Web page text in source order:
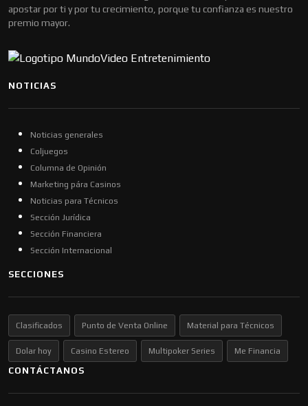
apostar por ti y por tu crecimiento, porque tu confianza es nuestro
premio mayor.
NOTICIAS
Noticias generales
Coljuegos
Columna de Opinión
Marketing pára Casinos
Noticias para Técnicos
Sección Jurídica
Sección Financiera
Sección Internacional
SECCIONES
Clasificados Punto de Venta Online Material para Técnicos
Dolar hoy Casino Estereo Multipoker Series Me Financia
CONTÁCTANOS